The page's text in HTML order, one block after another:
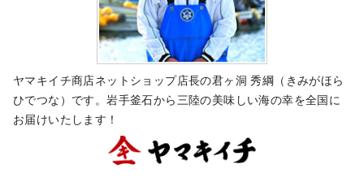
ヤマキイチ商店ネットショップ店長の君ヶ洞 秀綱（きみがほら
ひでつな）です。岩手釜石から三陸の美味しい海の幸を全国に
お届けいたします！